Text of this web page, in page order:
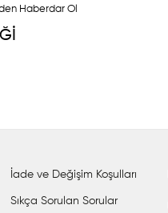
Haberdar Ol
İade ve Değişim Koşulları
Sıkça Sorulan Sorular